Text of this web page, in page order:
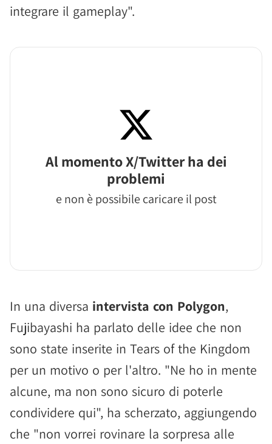
integrare il gameplay".
Al momento X/Twitter ha dei
problemi
e non è possibile caricare il post
In una diversa intervista con Polygon,
Fujibayashi ha parlato delle idee che non
sono state inserite in Tears of the Kingdom
per un motivo o per l'altro. "Ne ho in mente
alcune, ma non sono sicuro di poterle
condividere qui", ha scherzato, aggiungendo
che "non vorrei rovinare la sorpresa alle